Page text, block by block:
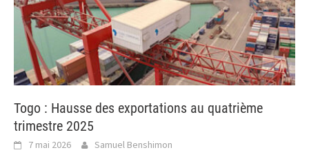
Togo : Hausse des exportations au quatrième
trimestre 2025
7 mai 2026 Samuel Benshimon